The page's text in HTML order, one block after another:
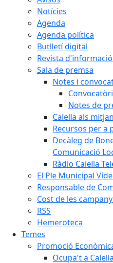
Notícies
Agenda
Agenda política
Butlletí digital
Revista
Sala de premsa
Notes i
Notes de
Calella als
Recursos per a
Decàleg de
Comunicació
Ràdio Calella
El Ple Municipal
Responsable de
Cost de les
RSS
Hemeroteca
Temes
Promoció
Ocupa't a Calella